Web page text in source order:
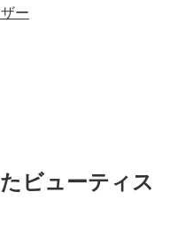
ー
ビューティス